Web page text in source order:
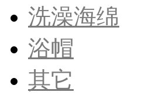
洗澡海绵
浴帽
其它